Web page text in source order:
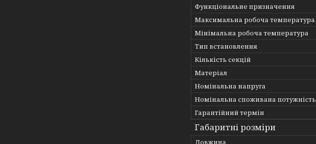
Функціональне призначення
Максимальна робоча температура
Мінімальна робоча температура
Тип встановлення
Кількість секцій
Матеріал
Номінальна напруга
Номінальна споживана потужність
Гарантійний термін
Габаритні розміри
Довжина